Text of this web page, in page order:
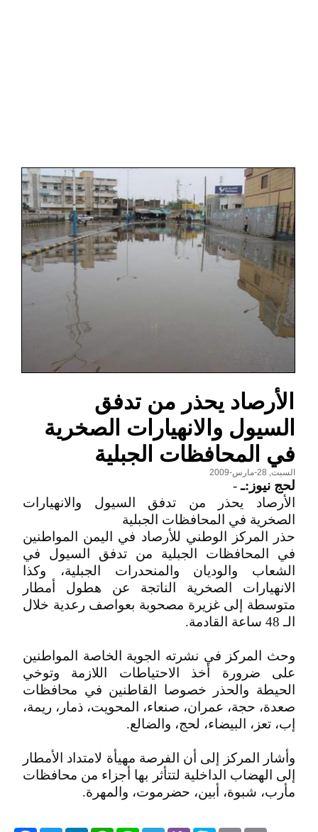
الأرصاد يحذر من تدفق
السيول والانهيارات الصخرية
في المحافظات الجبلية
السبت, 28-مارس-2009
لحج نيوز:ـ-
الأرصاد يحذر من تدفق السيول والانهيارات
الصخرية في المحافظات الجبلية
حذر المركز الوطني للأرصاد في اليمن المواطنين
في المحافظات الجبلية من تدفق السيول في
الشعاب والوديان والمنحدرات الجبلية، وكذا
الانهيارات الصخرية الناتجة عن هطول أمطار
متوسطة إلى غزيرة مصحوبة بعواصف رعدية خلال
الـ 48 ساعة القادمة.
وحث المركز في نشرته الجوية الخاصة المواطنين
على ضرورة أخذ الاحتياطات اللازمة وتوخي
الحيطة والحذر خصوصا القاطنين في محافظات
صعدة، حجة، عمران، صنعاء، المحويت، ذمار، ريمة،
إب، تعز، البيضاء، لحج، والضالع.
وأشار المركز إلى أن الفرصة مهيأة لامتداد الأمطار
إلى الهضاب الداخلية لتتأثر بها أجزاء من محافظات
مأرب، شبوة، أبين، حضرموت، والمهرة.